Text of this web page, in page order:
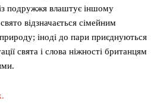
подружжя влаштує іншому
відзначається сімейним
іноді до пари приєднуються
свята і слова ніжності британцям